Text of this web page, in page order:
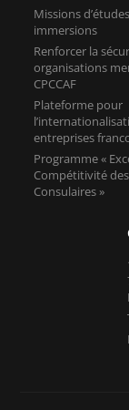
Missions
immersions
Renforcer la
organisations
CPCCAF
Plateforme pour
entreprises
Programme «
Compétitivité
Consulaires »